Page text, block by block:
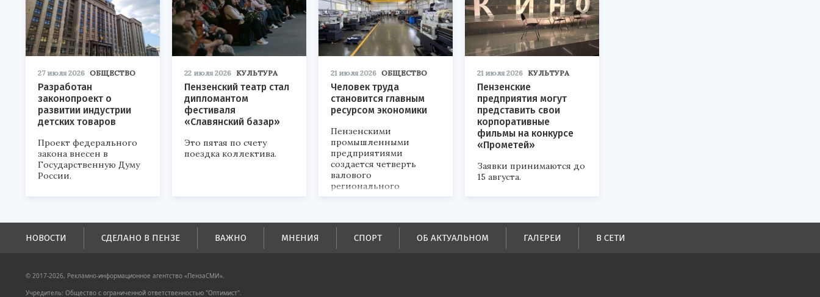
27 июля 2026 ОБЩЕСТВО
Разработан
законопроект о
развитии индустрии
детских товаров
Проект федерального
закона внесен в
Государственную Думу
России.
22 июля 2026 КУЛЬТУРА
Пензенский театр стал
дипломантом
фестиваля
«Славянский базар»
Это пятая по счету
поездка коллектива.
21 июля 2026 ОБЩЕСТВО
Человек труда
становится главным
ресурсом экономики
Пензенскими
промышленными
предприятиями
создается четверть
валового
регионального
продукта и
поступлений в
бюджеты всех уровней.
21 июля 2026 КУЛЬТУРА
Пензенские
предприятия могут
представить свои
корпоративные
фильмы на конкурсе
«Прометей»
Заявки принимаются до
15 августа.
НОВОСТИ СДЕЛАНО В ПЕНЗЕ ВАЖНО МНЕНИЯ СПОРТ ОБ АКТУАЛЬНОМ ГАЛЕРЕИ В СЕТИ
© 2017-2026, Рекламно-информационное агентство «ПензаСМИ».
Учредитель: Общество с ограниченной ответственностью "Оптимист".